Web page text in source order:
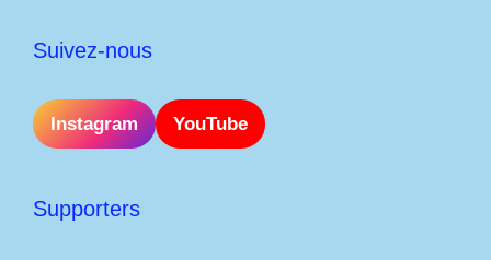
Suivez-nous
Instagram YouTube
Supporters